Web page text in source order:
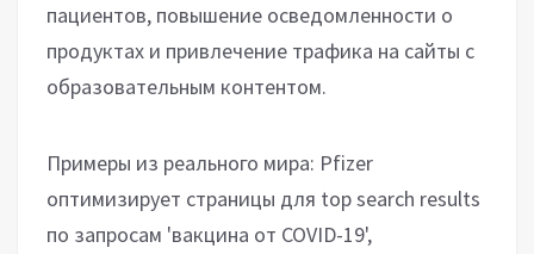
пациентов, повышение осведомленности о
продуктах и привлечение трафика на сайты с
образовательным контентом.
Примеры из реального мира: Pfizer
оптимизирует страницы для top search results
по запросам 'вакцина от COVID-19',